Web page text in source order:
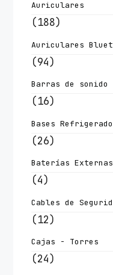
Auriculares
(188)
Auriculares
(94)
Barras de sonido
(16)
Bases
(26)
Baterías Externas
(4)
Cables de
(12)
Cajas - Torres
(24)